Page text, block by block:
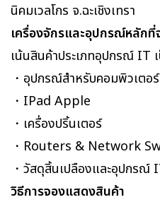
นิคมเวลโกร จ.ฉะเชิงเทรา
เครื่องจักรและอุปกรณ์หลักที่
เน้นสินค้าประเภทอุปกรณ์ IT
・อุปกรณ์สำหรับคอมพิวเตอร์
・IPad Apple
・เครื่องปริ้นเตอร์
・Routers & Network
・วัสดุสิ้นเปลืองและอุปกรณ์
วิธีการจองแสดงสินค้า